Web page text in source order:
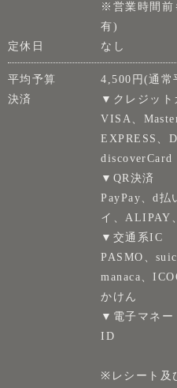
※営業時間前
有)
定休日
なし
平均予算
4,500円(通常
決済
▼クレジット
VISA、
EXPRESS、
discoverCard
▼QR決済
PayPay、d払
イ、ALIPAY
▼交通系IC
PASMO、
manaca、
かけん
▼電子マネー
ID
※レシート及